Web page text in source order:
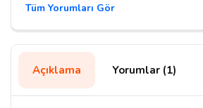
Tüm Yorumları Gör
Açıklama Yorumlar (1)